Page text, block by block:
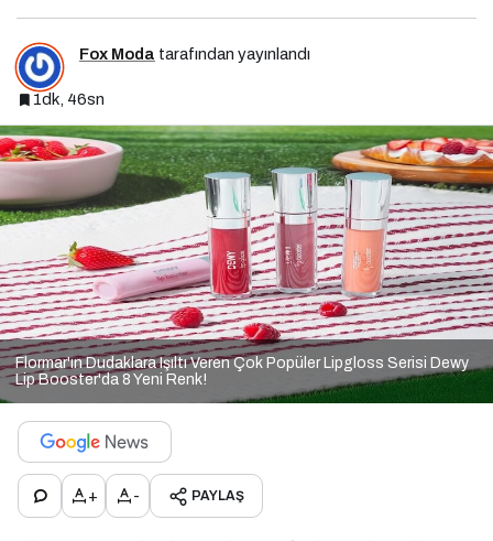
Fox Moda tarafından yayınlandı
1dk, 46sn
Flormar'ın Dudaklara Işıltı Veren Çok Popüler Lipgloss Serisi Dewy
Lip Booster'da 8 Yeni Renk!
+ - PAYLAŞ